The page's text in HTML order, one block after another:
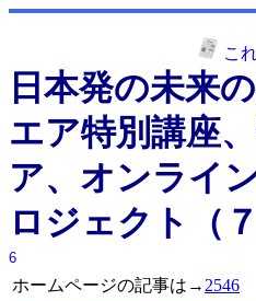
こ
日本発の未来
エア特別講座
ア、オンライ
ロジェクト（７
6
ホームページの記事は→ 2546